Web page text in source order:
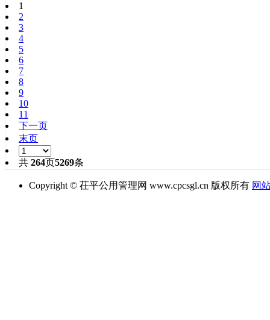
1
2
3
4
5
6
7
8
9
10
11
下一页
末页
共 264页5269条
Copyright © 茌平公用管理网 www.cpcsgl.cn 版权所有 网